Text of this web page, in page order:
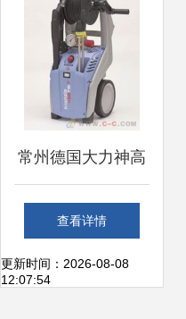
常州德国大力神高
压清洗机 厂家直
销，强势助力清洁
查看详情
更新时间：2026-08-08
12:07:54